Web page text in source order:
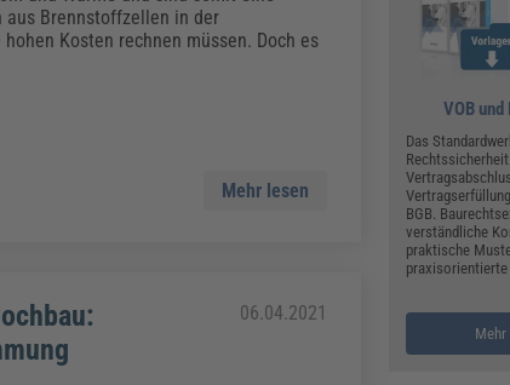
Personalmanagement
Fachpublikationen & Arbeitshilfen
Weiterbildungen (AKADEMIE
aus Brennstoffzellen in der
Kosten rechnen müssen. Doch es
Mehr lesen
06.04.2021
VOB und
Das
BGB.
verständliche
praktische
praxisorientierte